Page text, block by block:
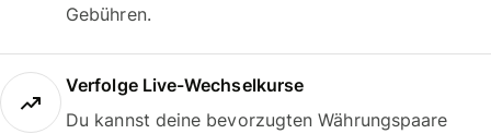
Gebühren.
Verfolge Live-Wechselkurse
Du kannst deine bevorzugten Währungspaare